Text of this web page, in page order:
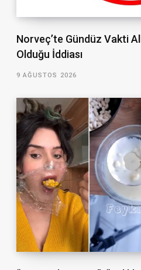
Norveç’te Gündüz Vakti
Olduğu İddiası
9 AĞUSTOS 2026